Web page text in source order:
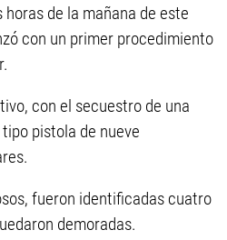
de la mañana de este
con un primer procedimiento
con el secuestro de una
pistola de nueve
fueron identificadas cuatro
demoradas.